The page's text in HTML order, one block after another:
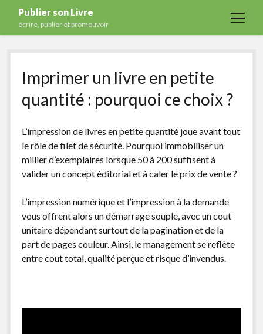
Publier son Livre
écrire, publier et promouvoir
open
Accueil
Formations
Services
Auto-édition
Maisons d’édition
Actualités
A propos
Contact
Imprimer un livre en petite
quantité : pourquoi ce choix ?
L’impression de livres en petite quantité joue avant tout
le rôle de filet de sécurité. Pourquoi immobiliser un
millier d’exemplaires lorsque 50 à 200 suffisent à
valider un concept éditorial et à caler le prix de vente ?
L’impression numérique et l’impression à la demande
vous offrent alors un démarrage souple, avec un cout
unitaire dépendant surtout de la pagination et de la
part de pages couleur. Ainsi, le management se reflète
entre cout total, qualité perçue et risque d’invendus.